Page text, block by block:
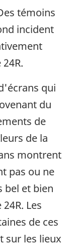
témoins
incident
qui
du
de
de la
montrent
pas ou ne
bel et bien
Les
de ces
sur les lieux